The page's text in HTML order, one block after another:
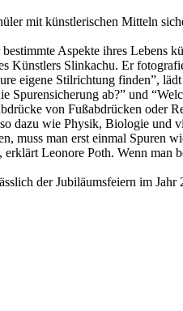
mit künstlerischen Mitteln
Aspekte ihres Lebens
Slinkachu. Er
eigene Stilrichtung finden”,
ab?” und
von Fußabdrücken oder
dazu wie Physik, Biologie und
muss man erst einmal Spuren
erklärt Leonore Poth. Wenn man
der Jubiläumsfeiern im Jahr